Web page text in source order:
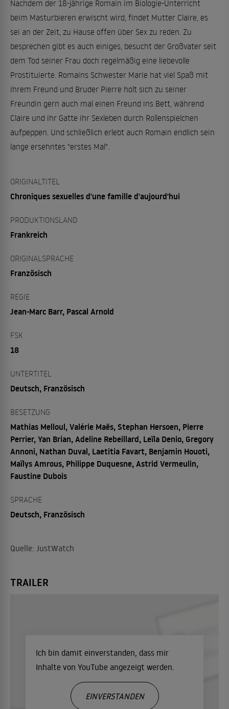
Nachdem der 18-jährige Romain im Biologie-Unterricht
beim Masturbieren erwischt wird, findet Mutter Claire, es
sei an der Zeit, zu Hause offen über Sex zu reden. Zu
besprechen gibt es auch einiges, besucht der Großvater seit
dem Tod seiner Frau doch regelmäßig eine liebevolle
Prostituierte. Romains Schwester Marie hat viel Spaß mit
ihrem Freund und Bruder Pierre holt sich zu seiner
Freundin gern auch mal einen Freund ins Bett, während
Claire und ihr Gatte ihr Sexleben durch Rollenspielchen
aufpeppen. Und schließlich erlebt auch Romain endlich sein
lange ersehntes "erstes Mal".
ORIGINALTITEL
Chroniques sexuelles d'une famille d'aujourd'hui
PRODUKTIONSLAND
Frankreich
ORIGINALSPRACHE
Französisch
REGIE
Jean-Marc Barr, Pascal Arnold
FSK
18
UNTERTITEL
Deutsch, Französisch
BESETZUNG
Mathias Melloul, Valérie Maës, Stephan Hersoen, Pierre
Perrier, Yan Brian, Adeline Rebeillard, Leïla Denio, Gregory
Annoni, Nathan Duval, Laetitia Favart, Benjamin Houoti,
Maïlys Amrous, Philippe Duquesne, Astrid Vermeulin,
Faustine Dubois
SPRACHE
Deutsch, Französisch
Quelle: JustWatch
TRAILER
Ich bin damit einverstanden, dass mir
Inhalte von YouTube angezeigt werden.
EINVERSTANDEN